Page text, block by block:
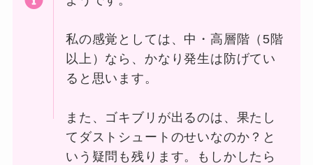
私の感覚としては、中・高層階（5階
以上）なら、かなり発生は防げてい
ると思います。
また、ゴキブリが出るのは、果たし
てダストシュートのせいなのか？と
いう疑問も残ります。もしかしたら